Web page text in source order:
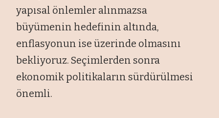
yapısal önlemler alınmazsa
büyümenin hedefinin altında,
enflasyonun ise üzerinde olmasını
bekliyoruz. Seçimlerden sonra
ekonomik politikaların sürdürülmesi
önemli.